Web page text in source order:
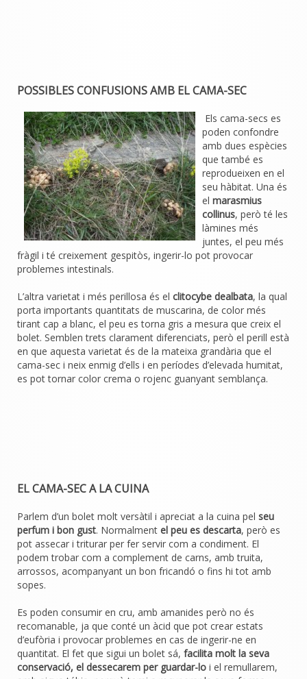
POSSIBLES CONFUSIONS AMB EL CAMA-SEC
Els cama-secs es
poden confondre
amb dues espècies
que també es
reprodueixen en el
seu hàbitat. Una és
el marasmius
collinus, però té les
làmines més
juntes, el peu més
fràgil i té creixement gespitòs, ingerir-lo pot provocar
problemes intestinals.
L’altra varietat i més perillosa és el clitocybe dealbata, la qual
porta importants quantitats de muscarina, de color més
tirant cap a blanc, el peu es torna gris a mesura que creix el
bolet. Semblen trets clarament diferenciats, però el perill està
en que aquesta varietat és de la mateixa grandària que el
cama-sec i neix enmig d’ells i en períodes d’elevada humitat,
es pot tornar color crema o rojenc guanyant semblança.
EL CAMA-SEC A LA CUINA
Parlem d’un bolet molt versàtil i apreciat a la cuina pel seu
perfum i bon gust. Normalment el peu es descarta, però es
pot assecar i triturar per fer servir com a condiment. El
podem trobar com a complement de carns, amb truita,
arrossos, acompanyant un bon fricandó o fins hi tot amb
sopes.
Es poden consumir en cru, amb amanides però no és
recomanable, ja que conté un àcid que pot crear estats
d’eufòria i provocar problemes en cas de ingerir-ne en
quantitat. El fet que sigui un bolet sá, facilita molt la seva
conservació, el dessecarem per guardar-lo i el remullarem,